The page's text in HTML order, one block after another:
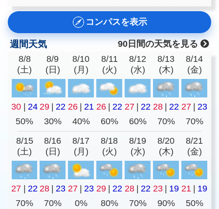
コンパスを表示
週間天気
90日間の天気を見る
8/8
(土)
8/9
(日)
8/10
(月)
8/11
(火)
8/12
(水)
8/13
(木)
8/14
(金)
30 24 29 22 26 21 26 22 27 22 28 22 27
23
50%
30% 40% 60% 60% 70% 70%
8/15
(土)
8/16
(日)
8/17
(月)
8/18
(火)
8/19
(水)
8/20
(木)
8/21
(金)
27 22 28 23 27 23 29 22 28 22 23 19 21
19
70%
70% 0% 80% 70% 90%
50%